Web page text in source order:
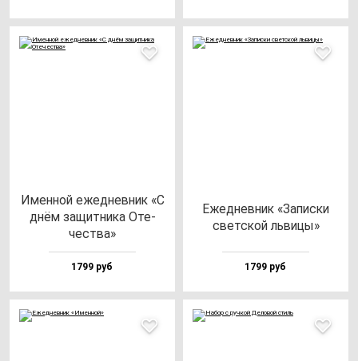
Имен­ной ежед­нев­ник «С
днём за­щит­ни­ка Оте­
чес­тва»
1799 руб
Ежед­нев­ник «Запис­ки
свет­ской ль­ви­цы»
1799 руб